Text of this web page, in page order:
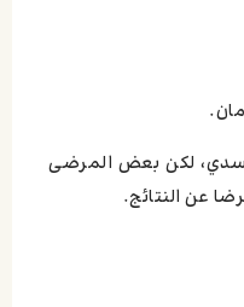
لكن بعض المرضى
عن النتائج.